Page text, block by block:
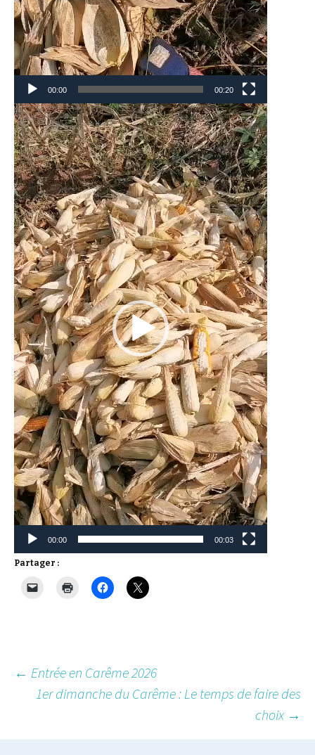
00:00 00:20
Lecteur
vidéo
00:00 00:03
Partager :
Post
← Entrée en Carême 2026
1er dimanche du Carême : Le temps de faire des
choix →